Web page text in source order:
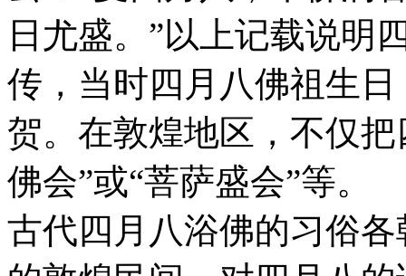
日尤盛。”以上记载说明
传，当时四月八佛祖生
贺。在敦煌地区，不仅
佛会”或“菩萨盛会”等。
古代四月八浴佛的习俗